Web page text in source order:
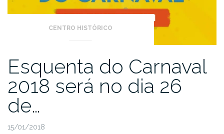
CENTRO HISTÓRICO
Esquenta do Carnaval
2018 será no dia 26
de…
15/01/2018